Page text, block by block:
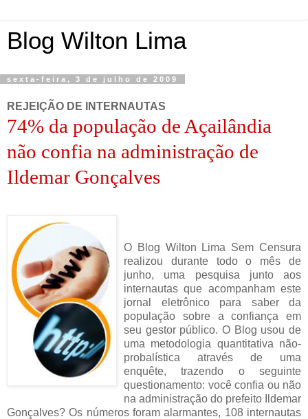
Blog Wilton Lima
sexta-feira, 3 de julho de 2009
REJEIÇÃO DE INTERNAUTAS
74% da população de Açailândia
não confia na administração de
Ildemar Gonçalves
O Blog Wilton Lima Sem Censura
realizou durante todo o mês de
junho, uma pesquisa junto aos
internautas que acompanham este
jornal eletrônico para saber da
população sobre a confiança em
seu gestor público. O Blog usou de
uma metodologia quantitativa não-
probalística através de uma
enquête, trazendo o seguinte
questionamento: você confia ou não
na administração do prefeito Ildemar
Gonçalves? Os números foram alarmantes, 108 internautas